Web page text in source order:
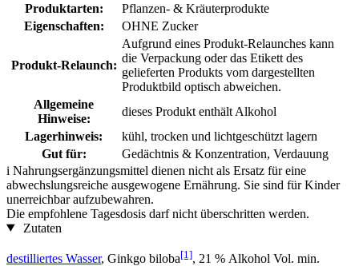
Produktarten:
Pflanzen- & Kräuterprodukte
Eigenschaften:
OHNE Zucker
Produkt-Relaunch:
Aufgrund eines Produkt-Relaunches kann
die Verpackung oder das Etikett des
gelieferten Produkts vom dargestellten
Produktbild optisch abweichen.
Allgemeine
Hinweise:
dieses Produkt enthält Alkohol
Lagerhinweis:
kühl, trocken und lichtgeschützt lagern
Gut für:
Gedächtnis & Konzentration, Verdauung
i Nahrungsergänzungsmittel dienen nicht als Ersatz für eine
abwechslungsreiche ausgewogene Ernährung. Sie sind für Kinder
unerreichbar aufzubewahren.
Die empfohlene Tagesdosis darf nicht überschritten werden.
Zutaten
destilliertes Wasser, Ginkgo biloba[1], 21 % Alkohol Vol. min.